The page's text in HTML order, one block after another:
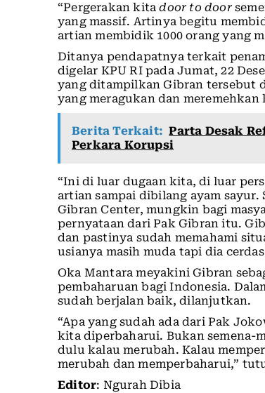
“Pergerakan kitadoor to door
yang massif. Artinya begitu
artian membidik 1000 orang yang
Ditanya pendapatnya terkait
digelar KPU RI pada Jumat, 22
yang ditampilkan Gibran tersebut
yang meragukan dan
Berita Terkait: Parta Desak
Perkara Korupsi
“Ini di luar dugaan kita, di luar
artian sampai dibilang ayam
Gibran Center, mungkin bagi
pernyataan dari Pak Gibran itu.
dan pastinya sudah memahami
usianya masih muda tapi dia
Oka Mantara meyakini Gibran
pembaharuan bagi Indonesia.
sudah berjalan baik, dilanjutkan.
“Apa yang sudah ada dari Pak
kita diperbaharui. Bukan semena-
dulu kalau merubah. Kalau
merubah dan memperbaharui,”
Editor: Ngurah Dibia